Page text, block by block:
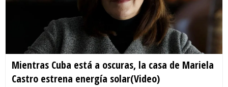
Mientras Cuba está a oscuras, la casa de Mariela
Castro estrena energía solar(Video)